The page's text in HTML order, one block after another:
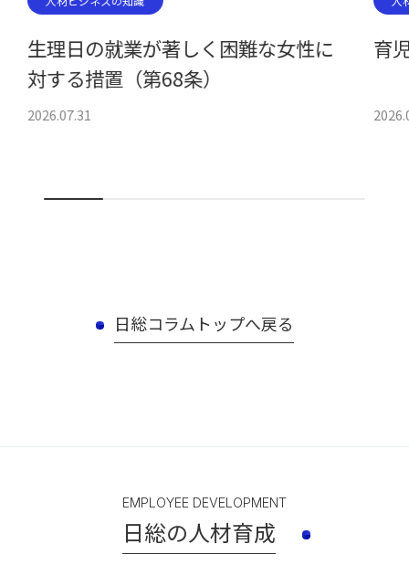
生理日の就業が著しく困難な女性に
対する措置（第68条）
2026.07.31
育
日総コラムトップへ戻る
EMPLOYEE DEVELOPMENT
日総の人材育成